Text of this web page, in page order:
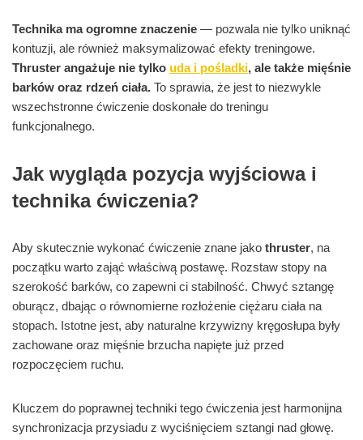
Technika ma ogromne znaczenie — pozwala nie tylko uniknąć
kontuzji, ale również maksymalizować efekty treningowe.
Thruster angażuje nie tylko uda i pośladki, ale także mięśnie
barków oraz rdzeń ciała. To sprawia, że jest to niezwykle
wszechstronne ćwiczenie doskonałe do treningu
funkcjonalnego.
Jak wygląda pozycja wyjściowa i
technika ćwiczenia?
Aby skutecznie wykonać ćwiczenie znane jako thruster, na
początku warto zająć właściwą postawę. Rozstaw stopy na
szerokość barków, co zapewni ci stabilność. Chwyć sztangę
oburącz, dbając o równomierne rozłożenie ciężaru ciała na
stopach. Istotne jest, aby naturalne krzywizny kręgosłupa były
zachowane oraz mięśnie brzucha napięte już przed
rozpoczęciem ruchu.
Kluczem do poprawnej techniki tego ćwiczenia jest harmonijna
synchronizacja przysiadu z wyciśnięciem sztangi nad głowę.